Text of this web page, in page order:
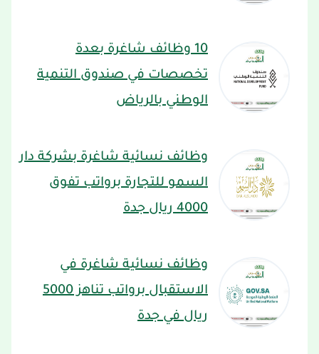
10 وظائف شاغرة بعدة
تخصصات في صندوق التنمية
الوطني بالرياض
وظائف نسائية شاغرة بشركة دار
السمو للتجارة برواتب تفوق
4000 ريال جدة
وظائف نسائية شاغرة في
الاستقبال برواتب تناهز 5000
ريال في جدة